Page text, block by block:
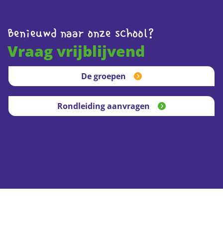
Benieuwd naar onze school?
Vraag vrijblijvend
De groepen
Rondleiding aanvragen